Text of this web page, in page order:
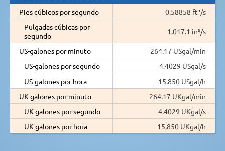
Pies cúbicos por segundo
0.58858 ft³/s
Pulgadas cúbicas por
segundo
1,017.1 in³/s
US-galones por minuto
264.17 USgal/min
US-galones por segundo
4.4029 USgal/s
US-galones por hora
15,850 USgal/h
UK-galones por minuto
264.17 UKgal/min
UK-galones por segundo
4.4029 UKgal/s
UK-galones por hora
15,850 UKgal/h